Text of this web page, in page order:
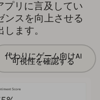
プリに言及してい
ンスを向上させる
ます。
代わりにゲーム向けAI
可視性を確認する